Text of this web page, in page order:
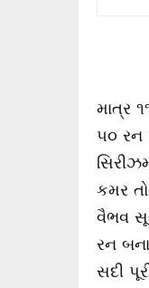
માત્ર
૫૦ રન
કમર
વૈભવ
રન
સદી